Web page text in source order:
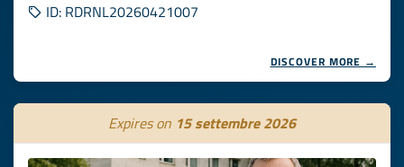
ID: RDRNL20260421007
DISCOVER MORE →
Expires on 15 settembre 2026